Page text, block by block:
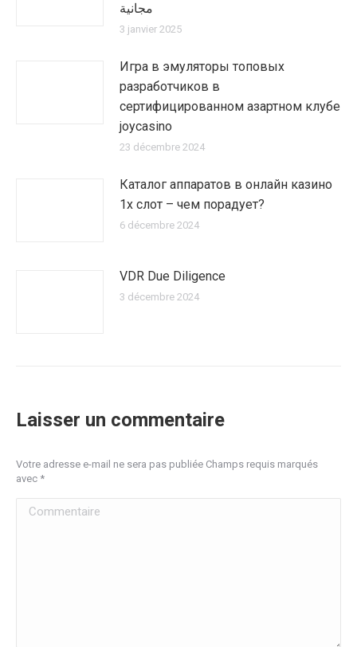
مجانية
3 janvier 2025
Игра в эмуляторы топовых
разработчиков в
сертифицированном азартном клубе
joycasino
23 décembre 2024
Каталог аппаратов в онлайн казино
1х слот – чем порадует?
6 décembre 2024
VDR Due Diligence
3 décembre 2024
Laisser un commentaire
Votre adresse e-mail ne sera pas publiée Champs requis marqués
avec *
Commentaire